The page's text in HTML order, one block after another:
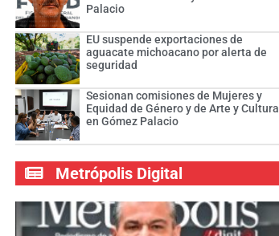
Palacio
EU suspende exportaciones de
aguacate michoacano por alerta de
seguridad
Sesionan comisiones de Mujeres y
Equidad de Género y de Arte y Cultura
en Gómez Palacio
Metrópolis Digital